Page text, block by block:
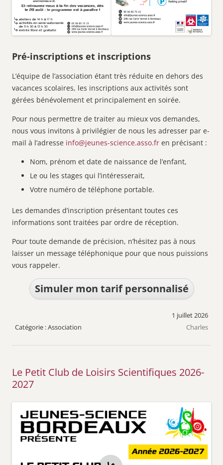
Pré-inscriptions et inscriptions
L’équipe de l’association étant très réduite en dehors des
vacances scolaires, les inscriptions aux activités sont
gérées bénévolement et principalement en soirée.
Pour nous permettre de traiter au mieux vos demandes,
nous vous invitons à privilégier de nous les adresser par e-
mail à l’adresse info@jeunes-science.asso.fr en précisant :
Nom, prénom et date de naissance de l’enfant,
Le ou les stages qui l’intéresserait,
Votre numéro de téléphone portable.
Les demandes d’inscription présentant toutes ces
informations sont traitées par ordre de réception.
Pour toute demande de précision, n’hésitez pas à nous
laisser un message téléphonique pour que nous puissions
vous rappeler.
Simuler mon tarif personnalisé
Association
1 juillet 2026
Charles
Le Petit Club de Loisirs Scientifiques 2026-
2027